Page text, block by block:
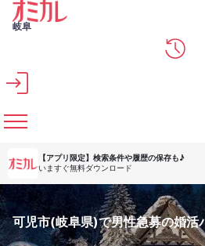
メインコンテンツへスキップ
岐阜
【アプリ限定】 検索条件や履歴の保存も♪
いますぐ無料ダウンロード
可児市(岐阜県)で男性急募の婚活